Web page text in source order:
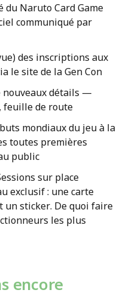
Naruto Card Game
communiqué par
des inscriptions aux
le site de la Gen Con
nouveaux détails —
feuille de route
mondiaux du jeu à la
toutes premières
public
sur place
exclusif : une carte
un sticker. De quoi faire
les plus
encore